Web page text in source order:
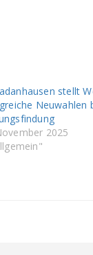
stellt
Neuwahlen
2025